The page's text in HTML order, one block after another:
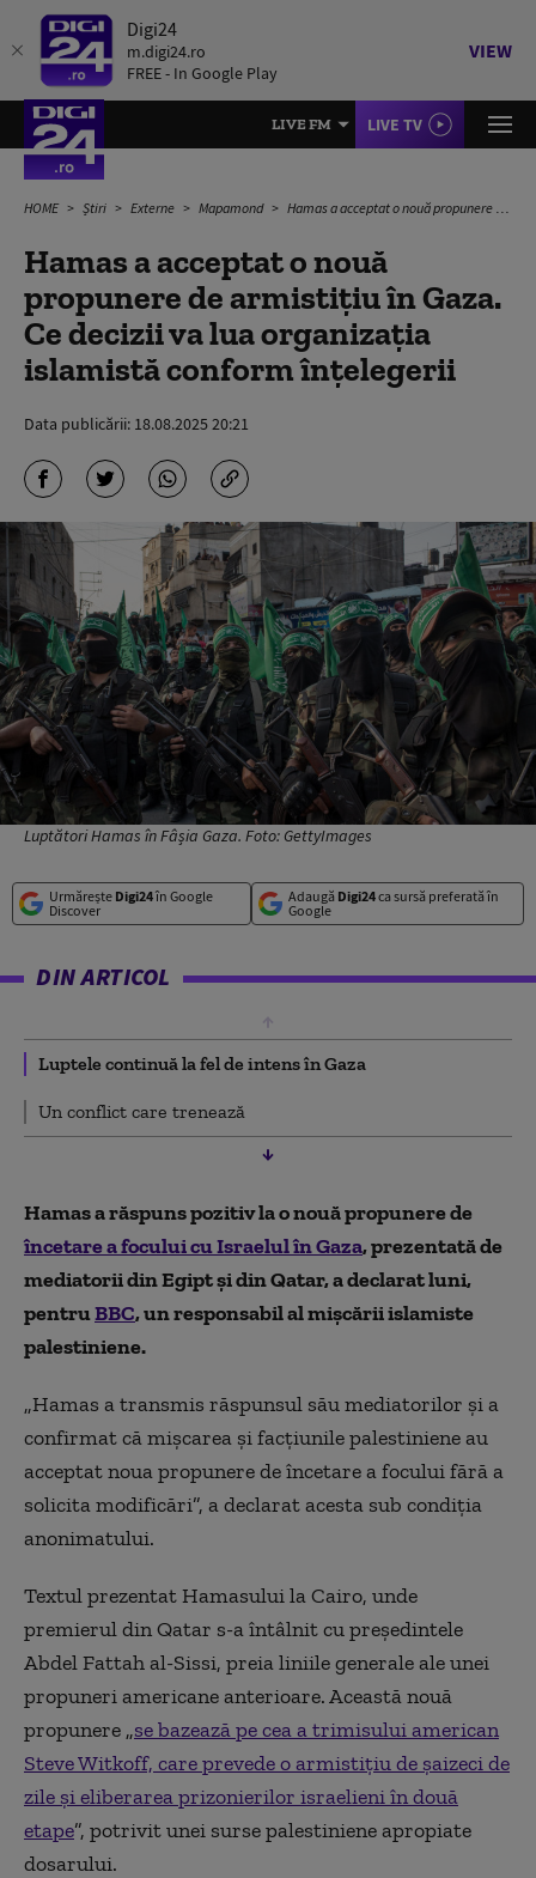
Digi24
m.digi24.ro
FREE - In Google Play
VIEW
LIVE FM LIVE TV
HOME Știri Externe Mapamond Hamas a acceptat o nouă propunere de armistiţiu în Gaza. Ce decizii va lua organizația islamistă conform înțelegerii
Hamas a acceptat o nouă
propunere de armistiţiu în Gaza.
Ce decizii va lua organizația
islamistă conform înțelegerii
Data publicării: 18.08.2025 20:21
Luptători Hamas în Fâșia Gaza. Foto: GettyImages
Urmărește Digi24în Google
Discover
Adaugă Digi24ca sursă preferată în
Google
DIN ARTICOL
Luptele continuă la fel de intens în Gaza
Un conflict care trenează
Hamas a răspuns pozitiv la o nouă propunere de
încetare a focului cu Israelul în Gaza, prezentată de
mediatorii din Egipt şi din Qatar, a declarat luni,
pentruBBC, un responsabil al mişcării islamiste
palestiniene.
„Hamas a transmis răspunsul său mediatorilor şi a
confirmat că mişcarea şi facţiunile palestiniene au
acceptat noua propunere de încetare a focului fără a
solicita modificări”, a declarat acesta sub condiţia
anonimatului.
Textul prezentat Hamasului la Cairo, unde
premierul din Qatar s-a întâlnit cu preşedintele
Abdel Fattah al-Sissi, preia liniile generale ale unei
propuneri americane anterioare. Această nouă
propunere „se bazează pe cea a trimisului american
Steve Witkoff, care prevede o armistiţiu de şaizeci de
zile şi eliberarea prizonierilor israelieni în două
etape”, potrivit unei surse palestiniene apropiate
dosarului.